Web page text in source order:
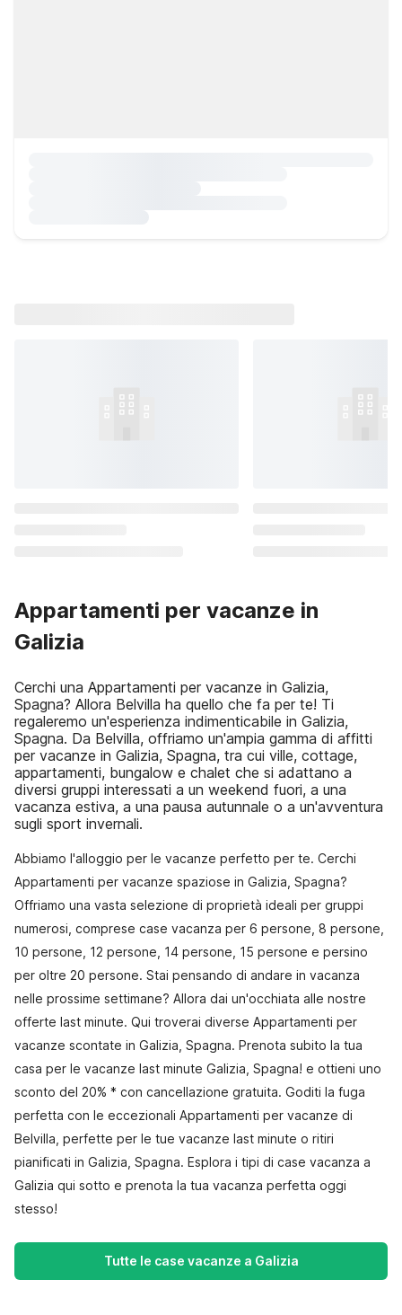
Appartamenti per vacanze in
Galizia
Cerchi una Appartamenti per vacanze in Galizia,
Spagna? Allora Belvilla ha quello che fa per te! Ti
regaleremo un'esperienza indimenticabile in Galizia,
Spagna. Da Belvilla, offriamo un'ampia gamma di affitti
per vacanze in Galizia, Spagna, tra cui ville, cottage,
appartamenti, bungalow e chalet che si adattano a
diversi gruppi interessati a un weekend fuori, a una
vacanza estiva, a una pausa autunnale o a un'avventura
sugli sport invernali.
Abbiamo l'alloggio per le vacanze perfetto per te. Cerchi
Appartamenti per vacanze spaziose in Galizia, Spagna?
Offriamo una vasta selezione di proprietà ideali per gruppi
numerosi, comprese case vacanza per 6 persone, 8 persone,
10 persone, 12 persone, 14 persone, 15 persone e persino
per oltre 20 persone. Stai pensando di andare in vacanza
nelle prossime settimane? Allora dai un'occhiata alle nostre
offerte last minute. Qui troverai diverse Appartamenti per
vacanze scontate in Galizia, Spagna. Prenota subito la tua
casa per le vacanze last minute Galizia, Spagna! e ottieni uno
sconto del 20% * con cancellazione gratuita. Goditi la fuga
perfetta con le eccezionali Appartamenti per vacanze di
Belvilla, perfette per le tue vacanze last minute o ritiri
pianificati in Galizia, Spagna. Esplora i tipi di case vacanza a
Galizia qui sotto e prenota la tua vacanza perfetta oggi
stesso!
Tutte le case vacanze a Galizia